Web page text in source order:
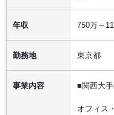
年収 750万～
勤務地 東京都
事業内容 ■関西大
オフィス